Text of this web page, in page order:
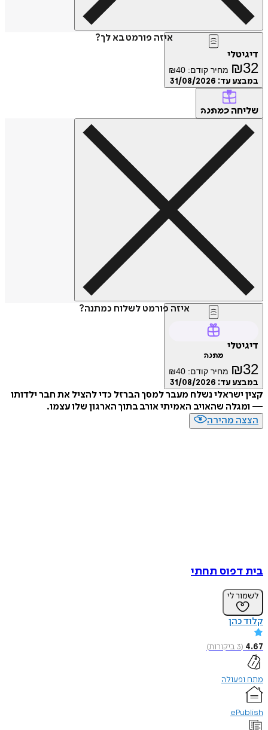
איזה פורמט בא לך?
₪ מחיר קודם: ₪40
עד:31/08/2026
כמתנה
איזה פורמט לשלוח כמתנה?
₪ מחיר קודם: ₪40
עד:31/08/2026
ישראלי נשלח מעבר למסך הברזל כדי להציל את חבר ילדותו
שהאויב האמיתי אורב בתוך הארגון שלו עצמו.
מהירה
תחתי
לי
3 ביקורות)